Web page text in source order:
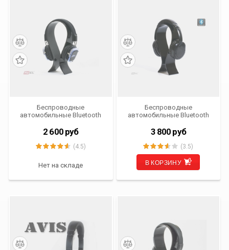
Беспроводные
автомобильные Bluetooth
2 600 руб
(4.5)
Нет на складе
Беспроводные
автомобильные Bluetooth
3 800 руб
(3.5)
В КОРЗИНУ